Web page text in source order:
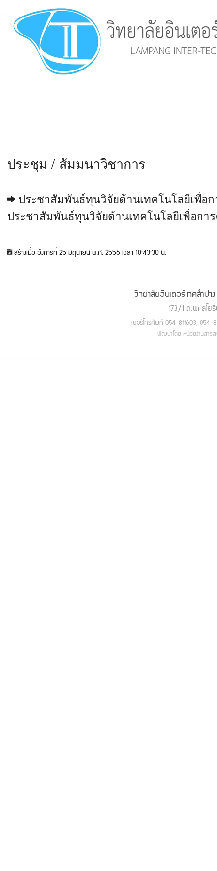
ประชุม / สัมมนาวิชาการ
ประชาสัมพันธ์ทุนวิจัยด้านเทคโนโลยีเพื่อ
ประชาสัมพันธ์ทุนวิจัยด้านเทคโนโลยีเพื่อกา
สร้างเมื่อ อังคารที่ 25 มิถุนายน พ.ศ. 2556 เวลา 10:43:30 น.
วิทยาลัยอินเตอร์เทคลำป
173/1 ถ.พหลโย
เบอร์โทรศัพท์ 054-811603, 054-
พัฒนาโดย หน่วยงานสารส